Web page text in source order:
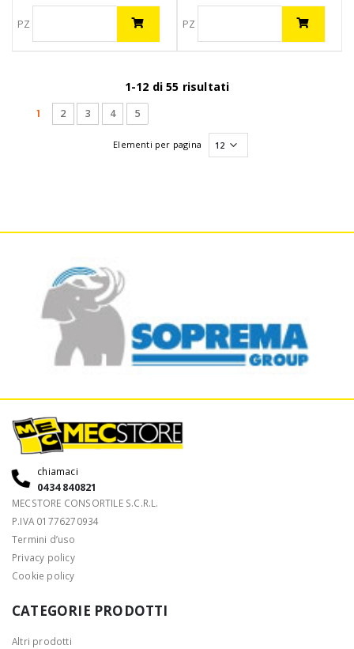
PZ PZ
1-12 di 55 risultati
1 (current)
2 3 4 5
Elementi per pagina
chiamaci
0434 840821
MECSTORE CONSORTILE S.C.R.L.
P.IVA 01776270934
Termini d’uso
Privacy policy
Cookie policy
CATEGORIE PRODOTTI
Altri prodotti